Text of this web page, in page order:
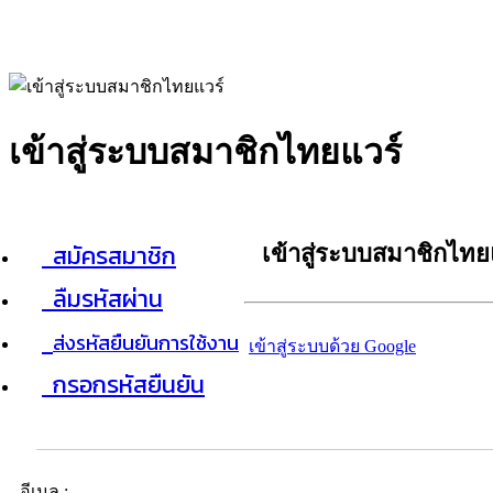
เข้าสู่ระบบสมาชิกไทยแวร์
สมัครสมาชิก
ลืมรหัสผ่าน
ส่งรหัสยืนยันการใช้งาน
กรอกรหัสยืนยัน
เข้าสู่ระบบสมาชิกไท
เข้าสู่ระบบด้วย Google